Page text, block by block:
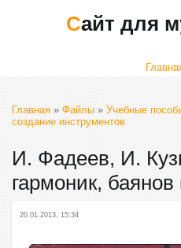
Сайт для
Главная » Файлы » Учебные
создание инструментов
И. Фадеев, И.
гармоник, баянов
20.01.2013, 15:34